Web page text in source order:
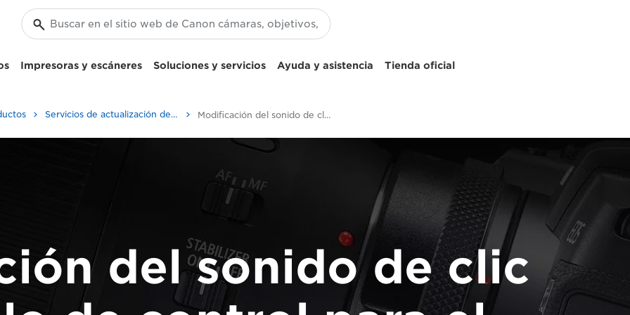
Impresoras y escáneres Soluciones y servicios Ayuda y asistencia Tienda oficial
Servicios de actualización de productos Modificación del sonido de clic del anillo de control para el adaptador para lentes RF
del sonido de clic